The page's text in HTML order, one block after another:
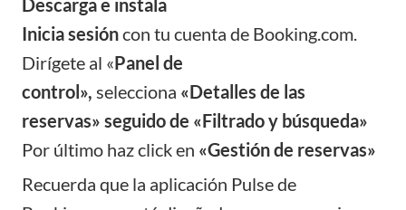
Inicia sesióncon tu cuenta de Booking.com.
Dirígete al «Panel de
control», selecciona «Detalles de las
reservas» seguido de «Filtrado y búsqueda»
Por último haz click en «Gestión de reservas»
Recuerda que la aplicación Pulse de